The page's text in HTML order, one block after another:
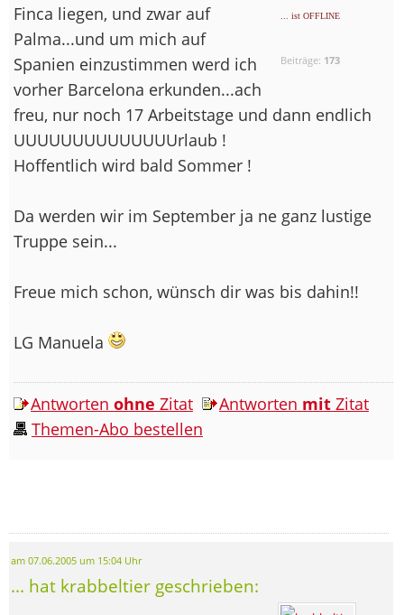
... ist OFFLINE
Beiträge: 173
Finca liegen, und zwar auf
Palma...und um mich auf
Spanien einzustimmen werd ich
vorher Barcelona erkunden...ach
freu, nur noch 17 Arbeitstage und dann endlich
UUUUUUUUUUUUUUrlaub !
Hoffentlich wird bald Sommer !
Da werden wir im September ja ne ganz lustige
Truppe sein...
Freue mich schon, wünsch dir was bis dahin!!
LG Manuela
Antworten ohne Zitat Antworten mit Zitat
Themen-Abo bestellen
am 07.06.2005 um 15:04 Uhr
... hat krabbeltier geschrieben: